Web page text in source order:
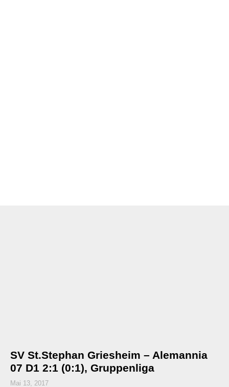
SV St.Stephan Griesheim – Alemannia
07 D1 2:1 (0:1), Gruppenliga
Mai 13, 2017